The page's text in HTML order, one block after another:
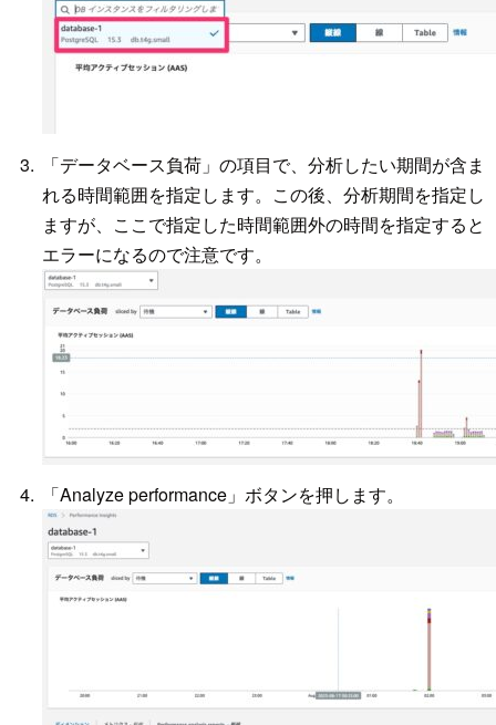
「データベース負荷」の項目で、分析したい期間が含ま
れる時間範囲を指定します。この後、分析期間を指定し
ますが、ここで指定した時間範囲外の時間を指定すると
エラーになるので注意です。
「Analyze performance」ボタンを押します。